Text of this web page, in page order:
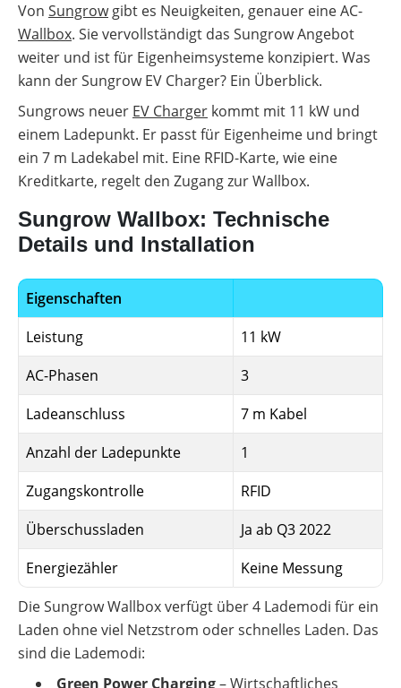
Wasser-
Wärmepumpe
Wärmepumpe
Voraussetzungen
Wirtschaftlichkeit
berechnen
entdecken
Übersicht
Förderungen
Memodo-
Vergleiche
&
Erfassungsbögen
Wallbox-
/
PV-
Auslegungstools
Marktstammdatenregister
Von Sungrowgibt es Neuigkeiten, genauer eine AC-
Wallbox. Sie vervollständigt das Sungrow Angebot
weiter und ist für Eigenheimsysteme konzipiert. Was
kann der Sungrow EV Charger? Ein Überblick.
Sungrows neuer EV Charger kommt mit 11 kW und
einem Ladepunkt. Er passt für Eigenheime und bringt
ein 7 m Ladekabel mit. Eine RFID-Karte, wie eine
Kreditkarte, regelt den Zugang zur Wallbox.
Sungrow Wallbox: Technische
Details und Installation
Eigenschaften
Leistung
11 kW
AC-Phasen
3
Ladeanschluss
7 m Kabel
Anzahl der Ladepunkte
1
Zugangskontrolle
RFID
Überschussladen
Ja ab Q3 2022
Energiezähler
Keine Messung
Die Sungrow Wallbox verfügt über 4 Lademodi für ein
Laden ohne viel Netzstrom oder schnelles Laden. Das
sind die Lademodi:
Green Power Charging– Wirtschaftliches